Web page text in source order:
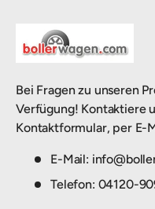
Bei Fragen zu unseren
Verfügung! Kontaktiere
Kontaktformular, per E-
E-Mail:
Telefon: 04120-